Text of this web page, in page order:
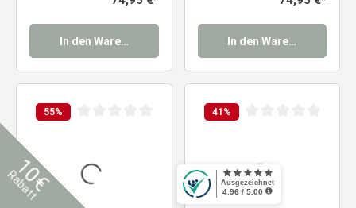
In den Warenkorb In den Warenkorb
55% 41 %
10€
Rabatt